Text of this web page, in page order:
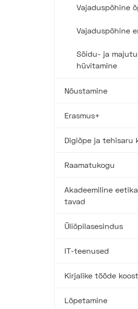
Vajaduspõhine
Vajaduspõhine
Sõidu- ja
hüvitamine
Nõustamine
Erasmus+
Digiõpe ja tehisaru
Raamatukogu
Akadeemiline
tavad
Üliõpilasesindus
IT-teenused
Kirjalike tööde
Lõpetamine